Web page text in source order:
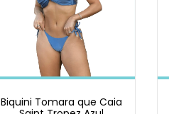
Biquini Tomara que Caia